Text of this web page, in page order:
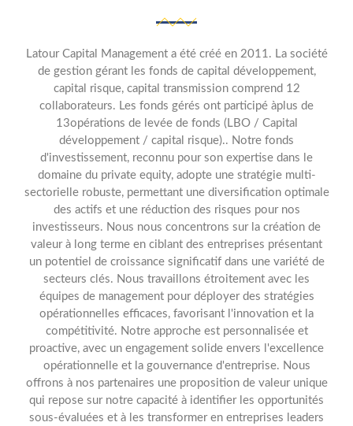
Latour Capital Management a été créé en 2011. La société
de gestion gérant les fonds de capital développement,
capital risque, capital transmission comprend 12
collaborateurs. Les fonds gérés ont participé àplus de
13opérations de levée de fonds (LBO / Capital
développement / capital risque).. Notre fonds
d'investissement, reconnu pour son expertise dans le
domaine du private equity, adopte une stratégie multi-
sectorielle robuste, permettant une diversification optimale
des actifs et une réduction des risques pour nos
investisseurs. Nous nous concentrons sur la création de
valeur à long terme en ciblant des entreprises présentant
un potentiel de croissance significatif dans une variété de
secteurs clés. Nous travaillons étroitement avec les
équipes de management pour déployer des stratégies
opérationnelles efficaces, favorisant l'innovation et la
compétitivité. Notre approche est personnalisée et
proactive, avec un engagement solide envers l'excellence
opérationnelle et la gouvernance d'entreprise. Nous
offrons à nos partenaires une proposition de valeur unique
qui repose sur notre capacité à identifier les opportunités
sous-évaluées et à les transformer en entreprises leaders